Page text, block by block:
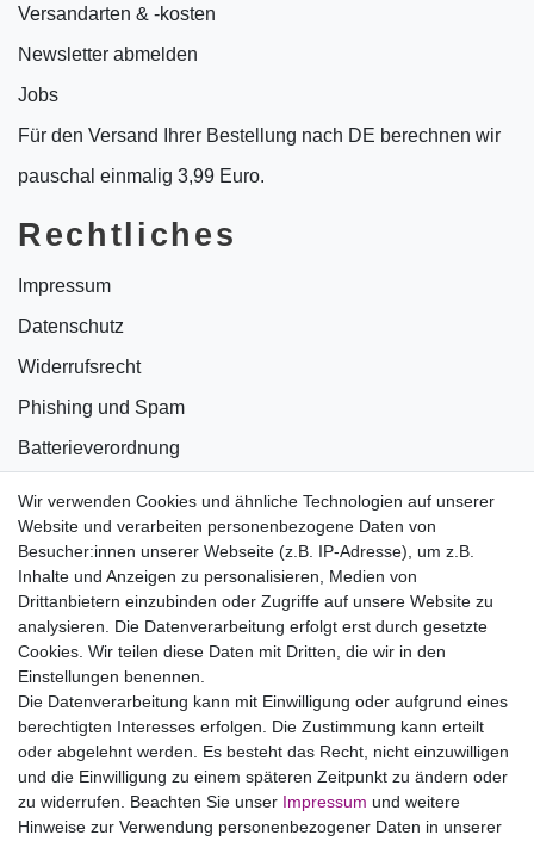
Wir verwenden Cookies und ähnliche Technologien auf unserer
Website und verarbeiten personenbezogene Daten von
Besucher:innen unserer Webseite (z.B. IP-Adresse), um z.B.
Inhalte und Anzeigen zu personalisieren, Medien von
Drittanbietern einzubinden oder Zugriffe auf unsere Website zu
analysieren. Die Datenverarbeitung erfolgt erst durch gesetzte
Cookies. Wir teilen diese Daten mit Dritten, die wir in den
Einstellungen benennen.
Die Datenverarbeitung kann mit Einwilligung oder aufgrund eines
berechtigten Interesses erfolgen. Die Zustimmung kann erteilt
oder abgelehnt werden. Es besteht das Recht, nicht einzuwilligen
und die Einwilligung zu einem späteren Zeitpunkt zu ändern oder
zu widerrufen. Beachten Sie unser Impressum und weitere
Hinweise zur Verwendung personenbezogener Daten in unserer
Versandarten & -kosten
Newsletter abmelden
Jobs
Für den Versand Ihrer Bestellung nach DE berechnen wir
pauschal einmalig 3,99 Euro.
Rechtliches
Impressum
Datenschutz
Widerrufsrecht
Phishing und Spam
Batterieverordnung
Bildnachweise
AGB
Vertrag widerrufen
B2BKunden
Zum Händlerbereich
PrivatKunden